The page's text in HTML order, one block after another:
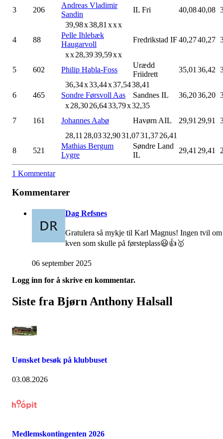
3
206
Andreas Vladimir
Sandin
IL Fri 40,0840,08
39,98x38,81 xxx
4
88
Pelle Ihlebæk
Haugarvoll
Fredrikstad IF40,2740,27
xx28,3939,59xx
5
602 Philip Habla-Foss
Urædd
Friidrett
35,01 36,42
36,34x33,44x37,5438,41
6
465 Sondre Førsvoll Aas Sandnes IL 36,2036,20
x28,3026,6433,79x32,35
7
161 Johannes Aabø Havørn AIL 29,91 29,91
28,11 28,0332,9031,0731,3726,41
8
521
Mathias Bergum
Lygre
Søndre Land
IL
29,41 29,41
1 Kommentar
Kommentarer
Dag Refsnes
Gratulera så mykje til Karl Magnus! Ingen tvil om
kven som skulle på førsteplass😃👍🥇
06 september 2025
Logg inn for å skrive en kommentar.
Siste fra Bjørn Anthony Halsall
Uønsket besøk på klubbuset
03.08.2026
Medlemskontingenten 2026